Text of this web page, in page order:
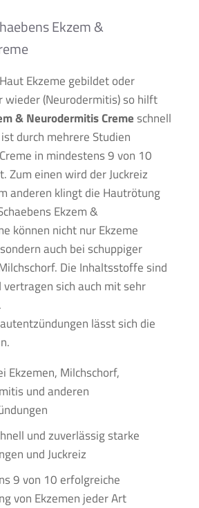
Ekzem &
Ekzeme gebildet oder
wieder (Neurodermitis) so hilft
& Neurodermitis Cremeschnell
durch mehrere Studien
in mindestens 9 von 10
Zum einen wird der Juckreiz
anderen klingt die Hautrötung
Ekzem &
können nicht nur Ekzeme
auch bei schuppiger
Die Inhaltsstoffe sind
sich auch mit sehr
lässt sich die
Ekzemen, Milchschorf,
und anderen
und zuverlässig starke
und Juckreiz
9 von 10 erfolgreiche
von Ekzemen jeder Art